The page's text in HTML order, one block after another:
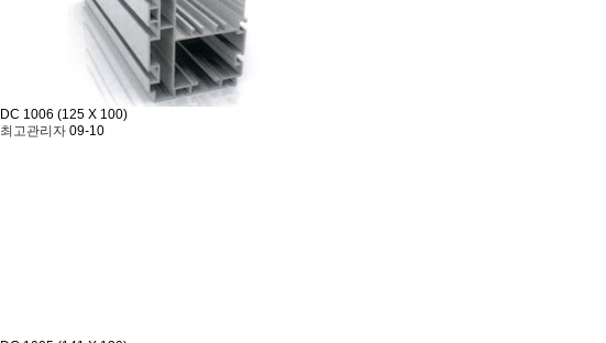
DC 1006 (125 X 100)
최고관리자 09-10